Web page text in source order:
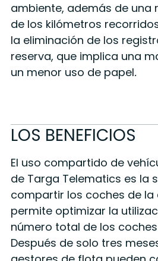
ambiente, además de una
de los kilómetros
la eliminación de los
reserva, que implica una
un menor uso de papel.
LOS BENEFICIOS
El uso compartido de
de Targa Telematics es la
compartir los coches de la
permite optimizar la
número total de los
Después de solo tres